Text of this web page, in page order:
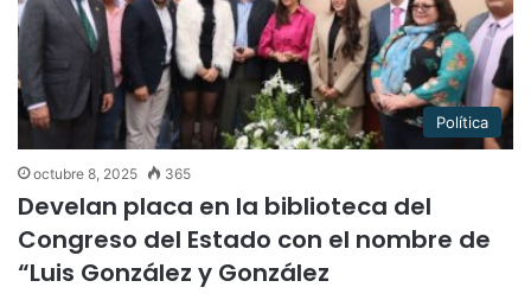
Política
octubre 8, 2025 365
Develan placa en la biblioteca del
Congreso del Estado con el nombre de
“Luis González y González